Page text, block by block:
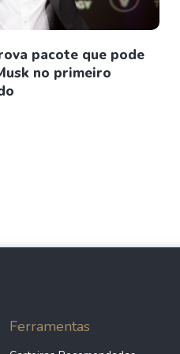
pacote que pode
no primeiro
Ferramentas